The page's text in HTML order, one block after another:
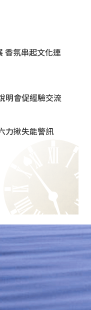
香氛串起文化連
明會促經驗交流
力揪失能警訊